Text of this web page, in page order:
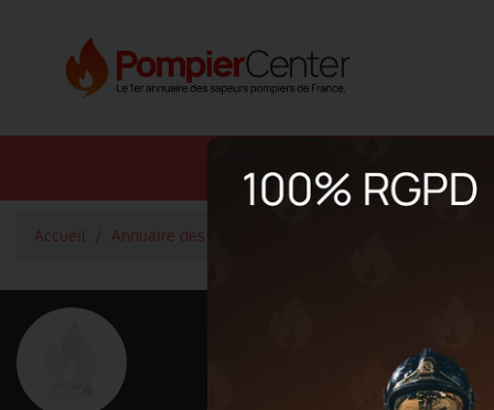
Annuaire SDIS Annuaire
Accueil Annuaire des pompiers
RELAVE